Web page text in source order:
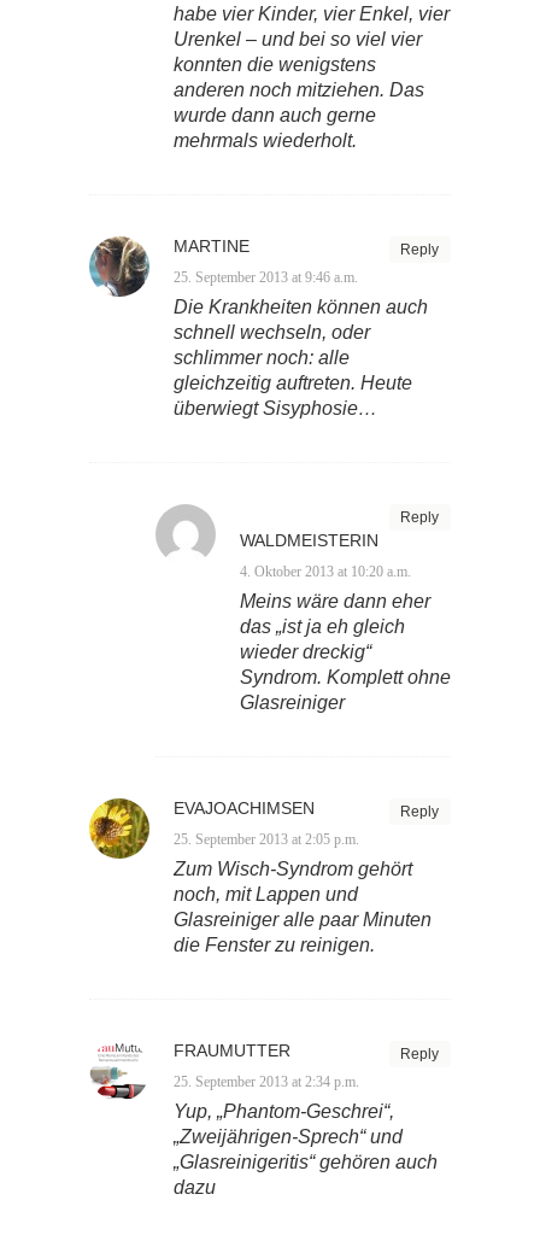
habe vier Kinder, vier Enkel, vier
Urenkel – und bei so viel vier
konnten die wenigstens
anderen noch mitziehen. Das
wurde dann auch gerne
mehrmals wiederholt.
Reply
MARTINE
25. September 2013 at 9:46 a.m.
Die Krankheiten können auch
schnell wechseln, oder
schlimmer noch: alle
gleichzeitig auftreten. Heute
überwiegt Sisyphosie…
Reply
WALDMEISTERIN
4. Oktober 2013 at 10:20 a.m.
Meins wäre dann eher
das „ist ja eh gleich
wieder dreckig“
Syndrom. Komplett ohne
Glasreiniger
Reply
EVAJOACHIMSEN
25. September 2013 at 2:05 p.m.
Zum Wisch-Syndrom gehört
noch, mit Lappen und
Glasreiniger alle paar Minuten
die Fenster zu reinigen.
Reply
FRAUMUTTER
25. September 2013 at 2:34 p.m.
Yup, „Phantom-Geschrei“,
„Zweijährigen-Sprech“ und
„Glasreinigeritis“ gehören auch
dazu